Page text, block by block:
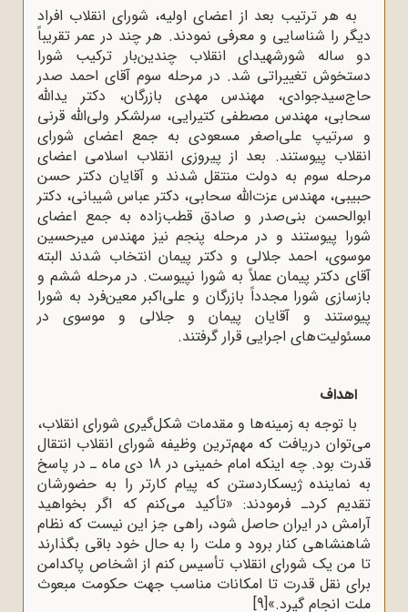
به هر ترتیب بعد از اعضای‌ اولیه،‌ شورای‌ انقلاب‌ افراد
دیگر را شناسایی‌ و معرفی‌ نمودند. هر چند در عمر تقریباً
دو ساله شورشهیدای انقلاب چندین‌بار ترکیب شورا
دستخوش تغییراتی شد. در مرحله‌ سوم‌ آقای‌ احمد صدر
حاج‌سیدجوادی‌، مهندس‌ مهدی بازرگان‌، دکتر یدالله
سحابی‌، مهندس‌ مصطفی کتیرایی‌، سرلشکر ولی‌الله قرنی‌
و سرتیپ‌ علی‌اصغر مسعودی‌ به‌ جمع‌ اعضای‌ شورای‌
انقلاب ‌پیوستند. بعد از پیروزی‌ انقلاب‌ اسلامی‌ اعضای‌
مرحله‌‌ سوم‌ به‌ دولت‌ منتقل‌ شدند و آقایان‌ دکتر حسن
حبیبی‌، مهندس‌ عزت‌الله سحابی‌، دکتر عباس‌ شیبانی‌، دکتر
ابوالحسن بنی‌صدر و صادق قطب‌زاده ‌به‌ جمع‌ اعضای‌
شورا پیوستند و در مرحله‌ پنجم‌ نیز مهندس‌ میرحسین‌
موسوی‌، احمد جلالی‌ و دکتر پیمان‌ انتخاب‌ شدند البته
آقای دکتر پیمان عملاً به شورا نپیوست. در مرحله‌‌ ششم‌ و
بازسازی‌ شورا مجدداً بازرگان‌ و علی‌اکبر معین‌فرد به‌ شورا
پیوستند و آقایان‌ پیمان‌ و جلالی‌ و موسوی‌ در
مسئولیت‌های‌ اجرایی‌ قرار گرفتند.
اهداف
با توجه به زمینه‌ها و مقدمات شکل‌گیری شورای انقلاب،
می‌توان دریافت که مهم‌ترین‌ وظیفه‌ شورای‌ انقلاب‌ انتقال‌
قدرت‌ بود. چه اینکه امام‌ خمینی‌ در 18 دی‌ ماه ‌ـ در پاسخ‌
به‌ نماینده‌ ژیسکاردستن‌ که‌ پیام‌ کارتر را به‌ حضورشان‌
تقدیم‌ کردـ فرمودند: «تأکید می‌کنم‌ که‌ اگر بخواهید
آرامش‌ در ایران‌ حاصل‌ شود، راهی‌ جز این‌ نیست ‌که‌ نظام‌
شاهنشاهی‌ کنار برود و ملت‌ را به‌ حال‌ خود باقی‌ بگذارند
تا من‌ یک ‌شورای‌ انقلاب‌ تأسیس‌ کنم‌ از اشخاص‌ پاکدامن‌
برای‌ نقل‌ قدرت‌ تا امکانات‌ مناسب‌ جهت‌ حکومت‌ مبعوث‌
ملت‌ انجام‌ گیرد.»[9]